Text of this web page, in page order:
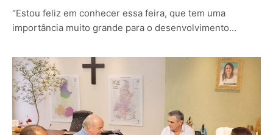
“Estou feliz em conhecer essa feira, que tem uma
importância muito grande para o desenvolvimento…